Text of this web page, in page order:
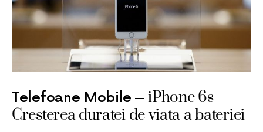
Telefoane Mobile
iPhone 6s –
Cresterea duratei de viata a bateriei